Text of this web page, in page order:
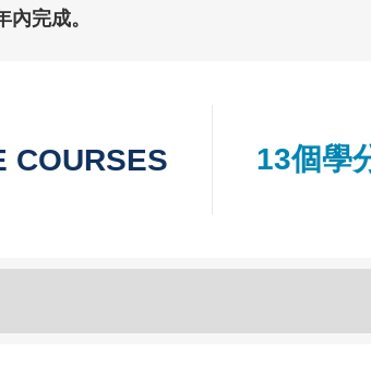
完成。
COURSES
Right
Text
13個學